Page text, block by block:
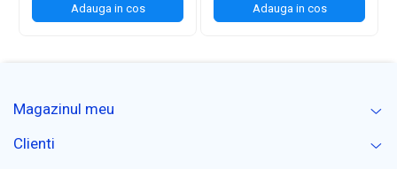
Adauga in cos Adauga in cos
Magazinul meu
Clienti